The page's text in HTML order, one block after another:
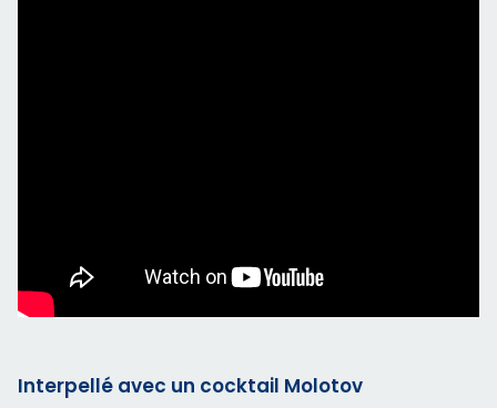
Interpellé avec un cocktail Molotov